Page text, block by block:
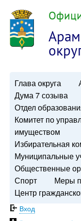
Глава округа
Дума 7 созыва
Отдел
Комитет по
имуществом
Избирательная
Муниципальные
Общественные
Спорт
Меры
Центр
Вход